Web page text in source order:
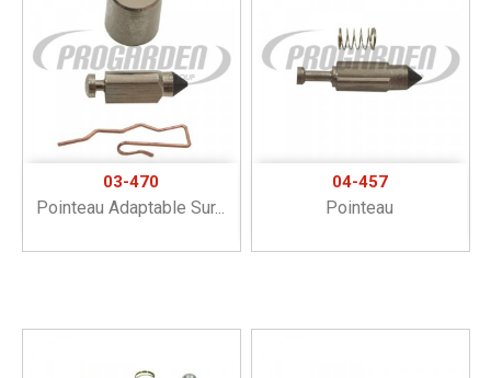
03-470
Pointeau Adaptable Sur...
04-457
Pointeau